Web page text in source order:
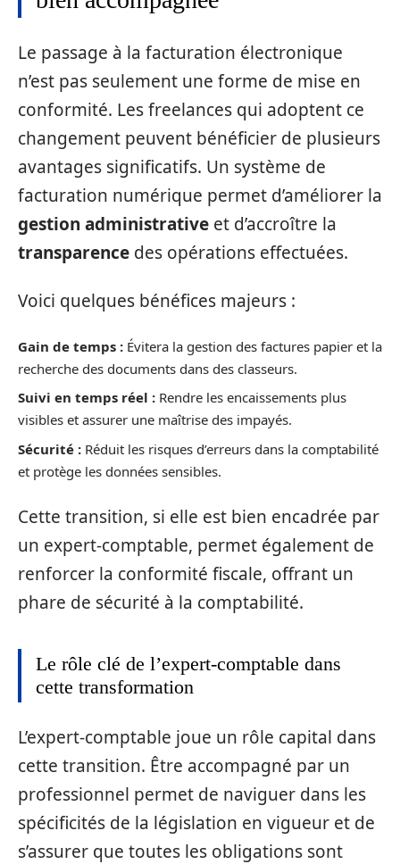
Le passage à la facturation électronique
n’est pas seulement une forme de mise en
conformité. Les freelances qui adoptent ce
changement peuvent bénéficier de plusieurs
avantages significatifs. Un système de
facturation numérique permet d’améliorer la
gestion administrative et d’accroître la
transparence des opérations effectuées.
Voici quelques bénéfices majeurs :
Gain de temps : Évitera la gestion des factures papier et la
recherche des documents dans des classeurs.
Suivi en temps réel : Rendre les encaissements plus
visibles et assurer une maîtrise des impayés.
Sécurité : Réduit les risques d’erreurs dans la comptabilité
et protège les données sensibles.
Cette transition, si elle est bien encadrée par
un expert-comptable, permet également de
renforcer la conformité fiscale, offrant un
phare de sécurité à la comptabilité.
Le rôle clé de l’expert-comptable dans
cette transformation
L’expert-comptable joue un rôle capital dans
cette transition. Être accompagné par un
professionnel permet de naviguer dans les
spécificités de la législation en vigueur et de
s’assurer que toutes les obligations sont